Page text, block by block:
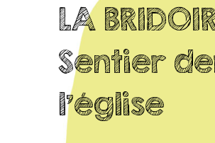
LA
Sentier
l’église